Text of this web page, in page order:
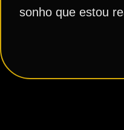
sonho que estou